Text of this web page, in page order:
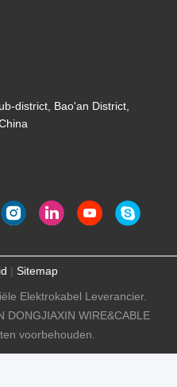
district, Bao'an District,
| Sitemap
Elektrokabel Leverancier.
WIRE&CABLE
voorbehouden.